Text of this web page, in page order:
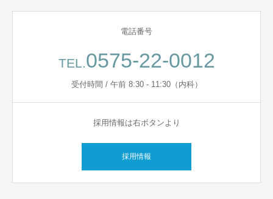
電話番号
TEL. 0575-22-0012
受付時間 / 午前 8:30 - 11:30（内科）
採用情報は右ボタンより
採用情報